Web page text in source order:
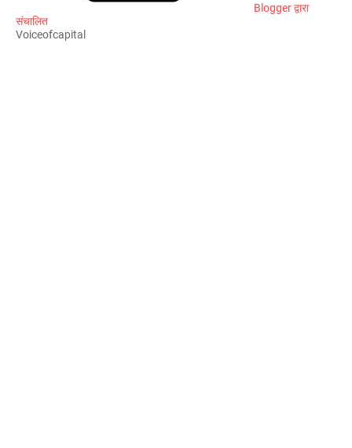
Blogger द्वारा
संचालित
Voiceofcapital